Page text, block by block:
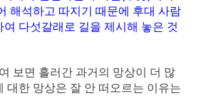
해석하고 따지기 때문에 후대 사람
다섯갈래로 길을 제시해 놓은 것
보면 흘러간 과거의 망상이 더 많
대한 망상은 잘 안 떠오르는 이유는